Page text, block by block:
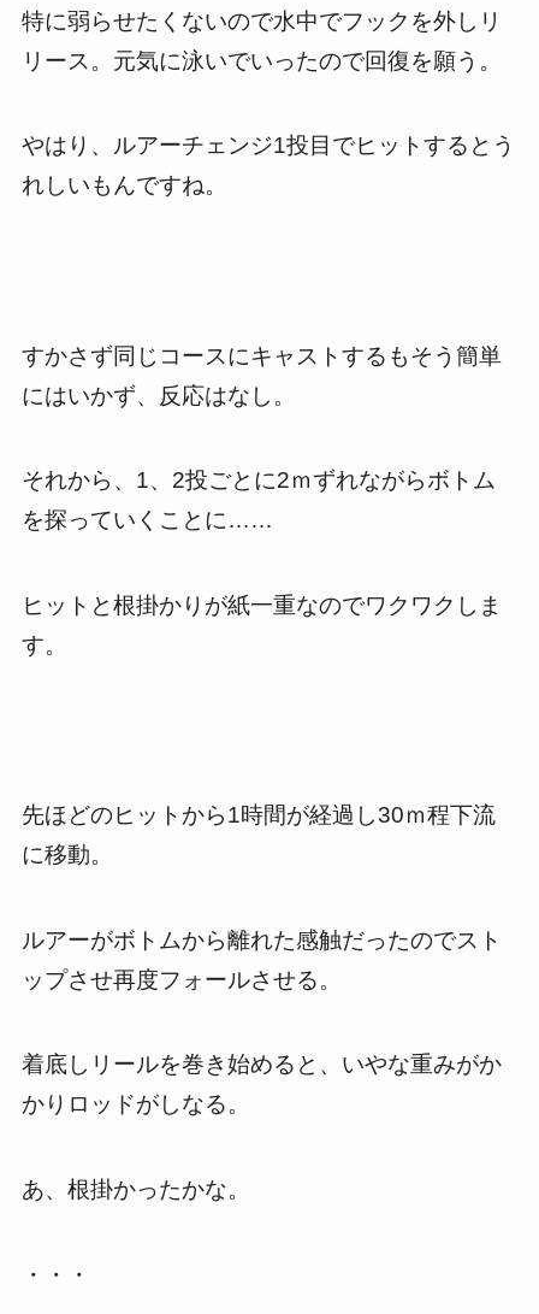
特に弱らせたくないので水中でフックを外しリ
リース。元気に泳いでいったので回復を願う。
やはり、ルアーチェンジ1投目でヒットするとう
れしいもんですね。
すかさず同じコースにキャストするもそう簡単
にはいかず、反応はなし。
それから、1、2投ごとに2ｍずれながらボトム
を探っていくことに……
ヒットと根掛かりが紙一重なのでワクワクしま
す。
先ほどのヒットから1時間が経過し30ｍ程下流
に移動。
ルアーがボトムから離れた感触だったのでスト
ップさせ再度フォールさせる。
着底しリールを巻き始めると、いやな重みがか
かりロッドがしなる。
あ、根掛かったかな。
・・・